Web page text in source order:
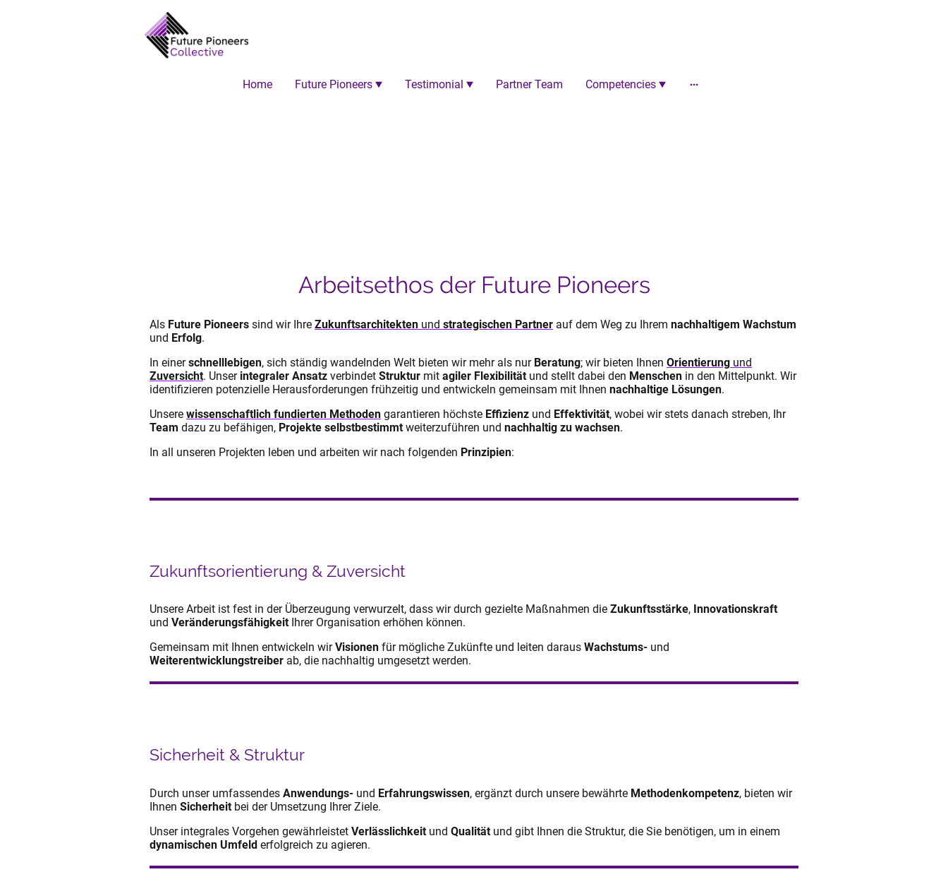
Home Future Pioneers Testimonial Partner Team Competencies
Arbeitsethos der Future Pioneers
Als Future Pioneers sind wir Ihre Zukunftsarchitekten und strategischen Partner auf dem Weg zu Ihrem nachhaltigem Wachstum
und Erfolg.
In einerschnelllebigen, sich ständig wandelnden Welt bieten wir mehr als nur Beratung; wir bieten Ihnen Orientierung und
Zuversicht. Unser integraler Ansatz verbindet Struktur mit agiler Flexibilität und stellt dabei den Menschen in den Mittelpunkt. Wir
identifizieren potenzielle Herausforderungen frühzeitig und entwickeln gemeinsam mit Ihnen nachhaltige Lösungen.
Unsere wissenschaftlich fundierten Methoden garantieren höchste Effizienz und Effektivität, wobei wir stets danach streben, Ihr
Team dazu zu befähigen, Projekte selbstbestimmt weiterzuführen und nachhaltig zu wachsen.
In all unseren Projekten leben und arbeiten wir nach folgenden Prinzipien:
Zukunftsorientierung & Zuversicht
Unsere Arbeit ist fest in der Überzeugung verwurzelt, dass wir durch gezielte Maßnahmen die Zukunftsstärke, Innovationskraft
und Veränderungsfähigkeit Ihrer Organisation erhöhen können.
Gemeinsam mit Ihnen entwickeln wirVisionen für mögliche Zukünfte und leiten daraus Wachstums- und
Weiterentwicklungstreiber ab, die nachhaltig umgesetzt werden.
Sicherheit & Struktur
Durch unser umfassendes Anwendungs- und Erfahrungswissen, ergänzt durch unsere bewährte Methodenkompetenz, bieten wir
Ihnen Sicherheit bei der Umsetzung Ihrer Ziele.
Unser integrales Vorgehen gewährleistet Verlässlichkeit und Qualität und gibt Ihnen die Struktur, die Sie benötigen, um in einem
dynamischen Umfeld erfolgreich zu agieren.